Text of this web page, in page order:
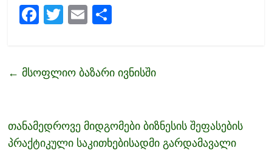
F
b
k
T
er
E
l e
← მსოფლიო ბაზარი ივნისში
თანამედროვე მიდგომები ბიზნესის შეფასების
პრაქტიკული საკითხებისადმი გარდამავალი